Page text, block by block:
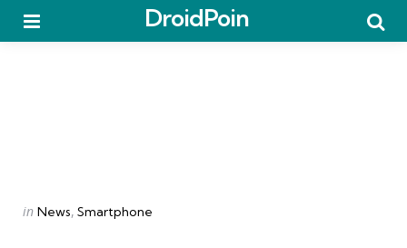
DroidPoin
Categories
Posted
in News Smartphone